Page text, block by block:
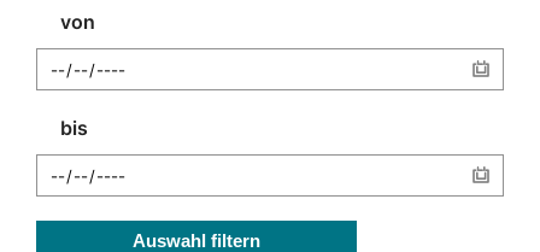
von
bis
Auswahl filtern